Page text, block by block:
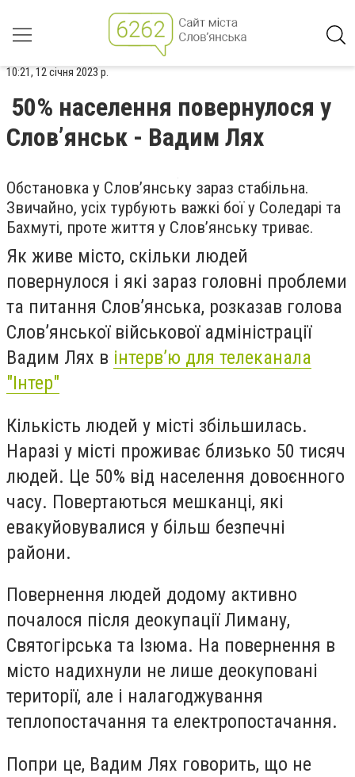
10:21, 12 січня 2023 р.
50% населення повернулося у
Слов’янськ - Вадим Лях
Обстановка у Слов’янську зараз стабільна.
Звичайно, усіх турбують важкі бої у Соледарі та
Бахмуті, проте життя у Слов’янську триває.
Як живе місто, скільки людей
повернулося і які зараз головні проблеми
та питання Слов’янська, розказав голова
Слов’янської військової адміністрації
Вадим Лях в інтерв’ю для телеканала
"Інтер"
Кількість людей у місті збільшилась.
Наразі у місті проживає близько 50 тисяч
людей. Це 50% від населення довоєнного
часу. Повертаються мешканці, які
евакуйовувалися у більш безпечні
райони.
Повернення людей додому активно
почалося після деокупації Лиману,
Святогірська та Ізюма. На повернення в
місто надихнули не лише деокуповані
території, але і налагоджування
теплопостачання та електропостачання.
Попри це, Вадим Лях говорить, що не